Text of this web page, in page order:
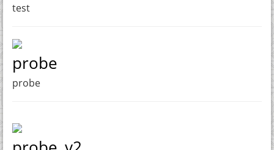
test
probe
probe